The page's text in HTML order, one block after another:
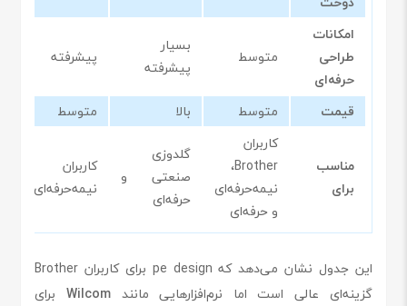
امکانات
طراحی
حرفه‌ای
متوسط
بسیار
پیشرفته
پیشرفته
قیمت متوسط بالا متوسط
مناسب
برای
کاربران
Brother،
نیمه‌حرفه‌ای
و حرفه‌ای
گلدوزی
صنعتی و
حرفه‌ای
کاربران
نیمه‌حرفه‌ای
این جدول نشان می‌دهد که pe design برای کاربران Brother
گزینه‌ای عالی است اما نرم‌افزارهایی مانند Wilcomبرای